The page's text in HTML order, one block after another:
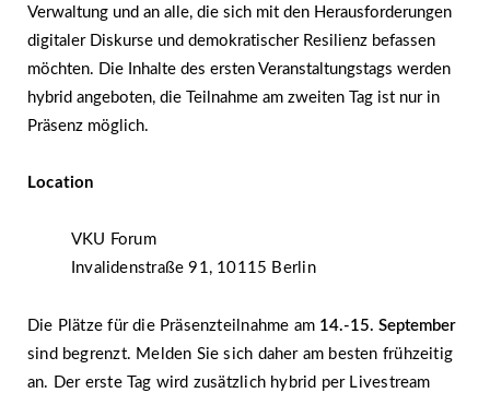
Verwaltung und an alle, die sich mit den Herausforderungen
digitaler Diskurse und demokratischer Resilienz befassen
möchten. Die Inhalte des ersten Veranstaltungstags werden
hybrid angeboten, die Teilnahme am zweiten Tag ist nur in
Präsenz möglich.
Location
VKU Forum
Invalidenstraße 91, 10115 Berlin
Die Plätze für die Präsenzteilnahme am 14.-15. September
sind begrenzt. Melden Sie sich daher am besten frühzeitig
an. Der erste Tag wird zusätzlich hybrid per Livestream